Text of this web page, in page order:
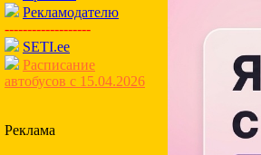
Рекламодателю
-------------------
SETI.ee
Расписание
автобусов с 15.04.2026
Реклама